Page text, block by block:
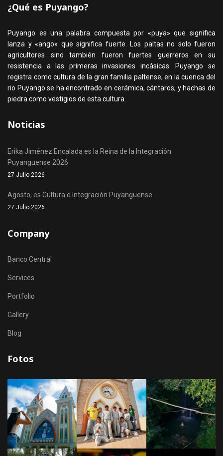
¿Qué es Puyango?
Puyango es una palabra compuesta por «puya» que significa
lanza y «ango» que significa fuerte. Los paltas no solo fueron
agricultores sino también fueron fuertes guerreros en su
resistencia a las primeras invasiones incásicas. Puyango se
registra como cultura de la gran familia paltense; en la cuenca del
rio Puyango se ha encontrado en cerámica, cántaros; y hachas de
piedra como vestigios de esta cultura.
Noticias
Erika Jiménez Encalada es la Reina de la Integración
Puyanguense 2026
27 Julio 2026
Agosto, es Cultura e Integración Puyanguense
27 Julio 2026
Company
Banco Central
Services
Portfolio
Gallery
Blog
Fotos